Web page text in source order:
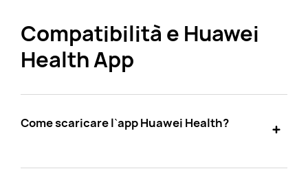
Compatibilità e Huawei
Health App
Come scaricare l`app Huawei Health?